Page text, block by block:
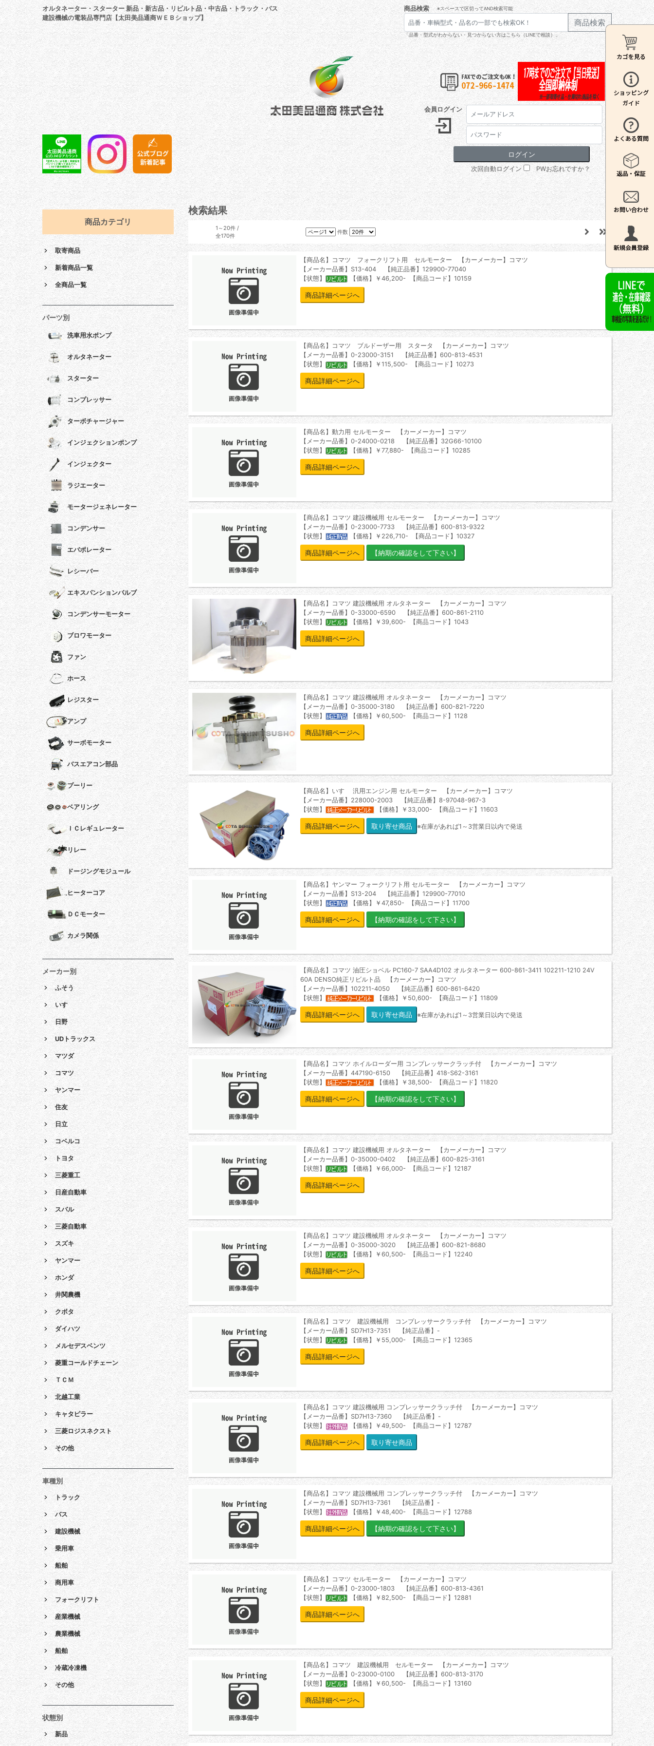
オルタネーター・スターター 新品・新古品・リビルト品・中古品・トラック・バス
建設機械の電装品専門店【太田美品通商ＷＥＢショップ】
商品検索 ※スペースで区切ってAND検索可能
商品検索
「品番・型式がわからない・見つからない方はこちら（LINEで相談）」
会員ログイン
次回自動ログイン PWお忘れですか？
検索結果
1～20件 /
全170件
件数
【商品名】コマツ フォークリフト用 セルモーター 【カーメーカー】コマツ
【メーカー品番】S13-404 【純正品番】129900-77040
【状態】
【価格】￥46,200- 【商品コード】10159
商品詳細ページへ
【商品名】コマツ ブルドーザー用 スタータ 【カーメーカー】コマツ
【メーカー品番】0-23000-3151 【純正品番】600-813-4531
【状態】
【価格】￥115,500- 【商品コード】10273
商品詳細ページへ
【商品名】動力用 セルモーター 【カーメーカー】コマツ
【メーカー品番】0-24000-0218 【純正品番】32G66-10100
【状態】
【価格】￥77,880- 【商品コード】10285
商品詳細ページへ
【商品名】コマツ 建設機械用 セルモーター 【カーメーカー】コマツ
【メーカー品番】0-23000-7733 【純正品番】600-813-9322
【状態】
【価格】￥226,710- 【商品コード】10327
商品詳細ページへ
【商品名】コマツ 建設機械用 オルタネーター 【カーメーカー】コマツ
【メーカー品番】0-33000-6590 【純正品番】600-861-2110
【状態】
【価格】￥39,600- 【商品コード】1043
商品詳細ページへ
【商品名】コマツ 建設機械用 オルタネーター 【カーメーカー】コマツ
【メーカー品番】0-35000-3180 【純正品番】600-821-7220
【状態】
【価格】￥60,500- 【商品コード】1128
商品詳細ページへ
【商品名】いすゞ 汎用エンジン用 セルモーター 【カーメーカー】コマツ
【メーカー品番】228000-2003 【純正品番】8-97048-967-3
【状態】
【価格】￥33,000- 【商品コード】11603
商品詳細ページへ ※在庫があれば1～3営業日以内で発送
【商品名】ヤンマー フォークリフト用 セルモーター 【カーメーカー】コマツ
【メーカー品番】S13-204 【純正品番】129900-77010
【状態】
【価格】￥47,850- 【商品コード】11700
商品詳細ページへ
【商品名】コマツ 油圧ショベル PC160-7 SAA4D102 オルタネーター 600-861-3411 102211-1210 24V
60A DENSO純正リビルト品 【カーメーカー】コマツ
【メーカー品番】102211-4050 【純正品番】600-861-6420
【状態】
【価格】￥50,600- 【商品コード】11809
商品詳細ページへ ※在庫があれば1～3営業日以内で発送
【商品名】コマツ ホイルローダー用 コンプレッサークラッチ付 【カーメーカー】コマツ
【メーカー品番】447190-6150 【純正品番】418-S62-3161
【状態】
【価格】￥38,500- 【商品コード】11820
商品詳細ページへ
【商品名】コマツ 建設機械用 オルタネーター 【カーメーカー】コマツ
【メーカー品番】0-35000-0402 【純正品番】600-825-3161
【状態】
【価格】￥66,000- 【商品コード】12187
商品詳細ページへ
【商品名】コマツ 建設機械用 オルタネーター 【カーメーカー】コマツ
【メーカー品番】0-35000-3020 【純正品番】600-821-8680
【状態】
【価格】￥60,500- 【商品コード】12240
商品詳細ページへ
【商品名】コマツ 建設機械用 コンプレッサークラッチ付 【カーメーカー】コマツ
【メーカー品番】SD7H13-7351 【純正品番】-
【状態】
【価格】￥55,000- 【商品コード】12365
商品詳細ページへ
【商品名】コマツ 建設機械用 コンプレッサークラッチ付 【カーメーカー】コマツ
【メーカー品番】SD7H13-7360 【純正品番】-
【状態】
【価格】￥49,500- 【商品コード】12787
商品詳細ページへ
【商品名】コマツ 建設機械用 コンプレッサークラッチ付 【カーメーカー】コマツ
【メーカー品番】SD7H13-7361 【純正品番】-
【状態】
【価格】￥48,400- 【商品コード】12788
商品詳細ページへ
【商品名】コマツ セルモーター 【カーメーカー】コマツ
【メーカー品番】0-23000-1803 【純正品番】600-813-4361
【状態】
【価格】￥82,500- 【商品コード】12881
商品詳細ページへ
【商品名】コマツ 建設機械用 セルモーター 【カーメーカー】コマツ
【メーカー品番】0-23000-0100 【純正品番】600-813-3170
【状態】
【価格】￥60,500- 【商品コード】13160
商品詳細ページへ
商品カテゴリ
取寄商品
新着商品一覧
全商品一覧
パーツ別
洗車用水ポンプ
オルタネーター
スターター
コンプレッサー
ターボチャージャー
インジェクションポンプ
インジェクター
ラジエーター
モータージェネレーター
コンデンサー
エバポレーター
レシーバー
エキスパンションバルブ
コンデンサーモーター
ブロワモーター
ファン
ホース
レジスター
アンプ
サーボモーター
バスエアコン部品
プーリー
ベアリング
ＩＣレギュレーター
リレー
ドージングモジュール
ヒーターコア
ＤＣモーター
カメラ関係
メーカー別
ふそう
いすゞ
日野
UDトラックス
マツダ
コマツ
ヤンマー
住友
日立
コベルコ
トヨタ
三菱重工
日産自動車
スバル
三菱自動車
スズキ
ヤンマー
ホンダ
井関農機
クボタ
ダイハツ
メルセデスベンツ
菱重コールドチェーン
ＴＣＭ
北越工業
キャタピラー
三菱ロジスネクスト
その他
車種別
トラック
バス
建設機械
乗用車
船舶
商用車
フォークリフト
産業機械
農業機械
船舶
冷蔵冷凍機
その他
状態別
新品